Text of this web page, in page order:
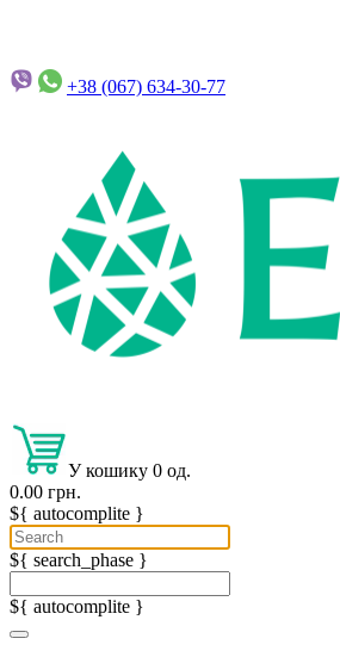
+38 (067) 634-30-77
У кошику 0 од.
0.00 грн.
${ autocomplite }
${ search_phase }
${ autocomplite }